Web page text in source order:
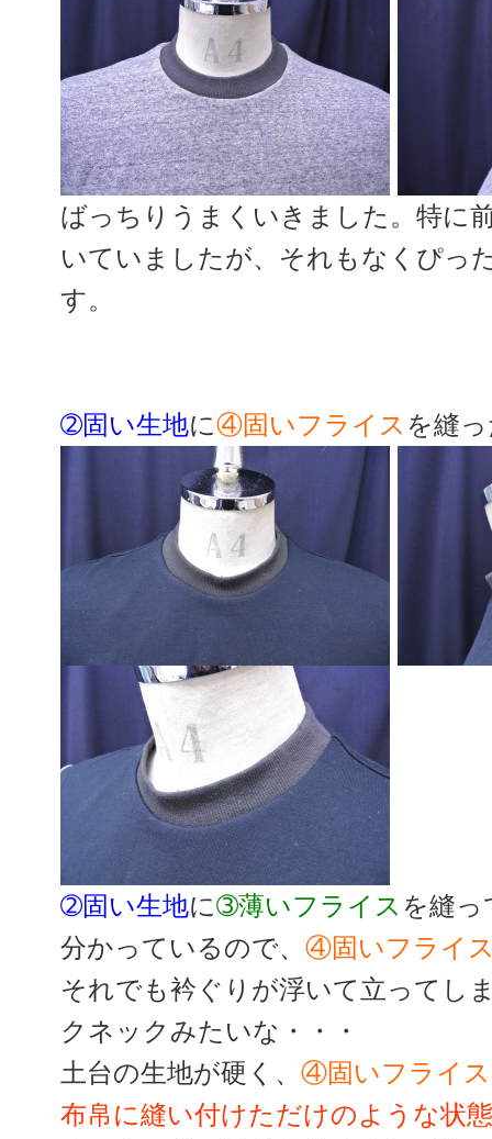
ばっちりうまくいきました。特に
いていましたが、それもなくぴっ
す。
➁固い生地に④固いフライス を縫
➁固い生地に➂薄いフライス を縫
分かっているので、 ④固いフライ
それでも衿ぐりが浮いて立ってし
クネックみたいな・・・
土台の生地が硬く、 ④固いフライス
布帛に縫い付けただけのような状態